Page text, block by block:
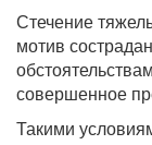
Стечение
мотив
совершенное
Такими